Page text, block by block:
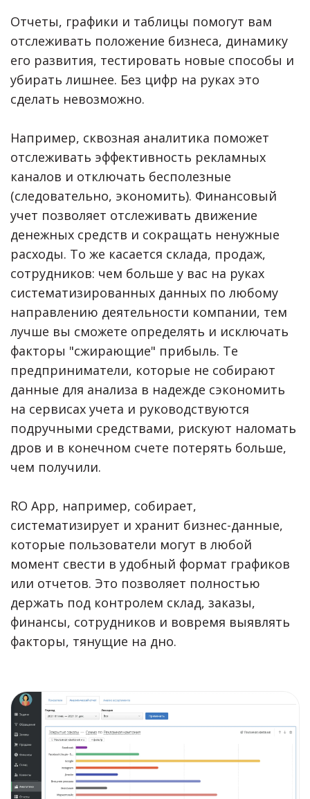
Отчеты, графики и таблицы помогут вам
отслеживать положение бизнеса, динамику
его развития, тестировать новые способы и
убирать лишнее. Без цифр на руках это
сделать невозможно.
Например, сквозная аналитика поможет
отслеживать эффективность рекламных
каналов и отключать бесполезные
(следовательно, экономить). Финансовый
учет позволяет отслеживать движение
денежных средств и сокращать ненужные
расходы. То же касается склада, продаж,
сотрудников: чем больше у вас на руках
систематизированных данных по любому
направлению деятельности компании, тем
лучше вы сможете определять и исключать
факторы "сжирающие" прибыль. Те
предприниматели, которые не собирают
данные для анализа в надежде сэкономить
на сервисах учета и руководствуются
подручными средствами, рискуют наломать
дров и в конечном счете потерять больше,
чем получили.
RO App, например, собирает,
систематизирует и хранит бизнес-данные,
которые пользователи могут в любой
момент свести в удобный формат графиков
или отчетов. Это позволяет полностью
держать под контролем склад, заказы,
финансы, сотрудников и вовремя выявлять
факторы, тянущие на дно.